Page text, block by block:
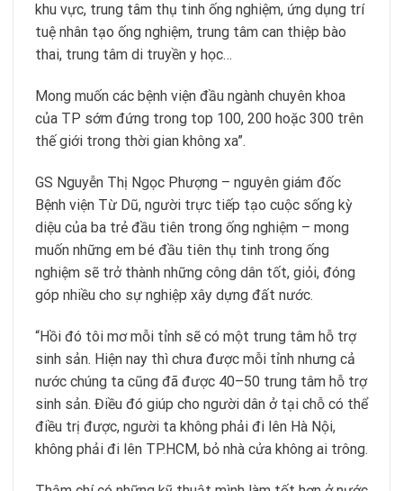
khu vực, trung tâm thụ tinh ống nghiệm, ứng dụng trí
tuệ nhân tạo ống nghiệm, trung tâm can thiệp bào
thai, trung tâm di truyền y học…
Mong muốn các bệnh viện đầu ngành chuyên khoa
của TP sớm đứng trong top 100, 200 hoặc 300 trên
thế giới trong thời gian không xa”.
GS Nguyễn Thị Ngọc Phượng – nguyên giám đốc
Bệnh viện Từ Dũ, người trực tiếp tạo cuộc sống kỳ
diệu của ba trẻ đầu tiên trong ống nghiệm – mong
muốn những em bé đầu tiên thụ tinh trong ống
nghiệm sẽ trở thành những công dân tốt, giỏi, đóng
góp nhiều cho sự nghiệp xây dựng đất nước.
“Hồi đó tôi mơ mỗi tỉnh sẽ có một trung tâm hỗ trợ
sinh sản. Hiện nay thì chưa được mỗi tỉnh nhưng cả
nước chúng ta cũng đã được 40–50 trung tâm hỗ trợ
sinh sản. Điều đó giúp cho người dân ở tại chỗ có thể
điều trị được, người ta không phải đi lên Hà Nội,
không phải đi lên TP.HCM, bỏ nhà cửa không ai trông.